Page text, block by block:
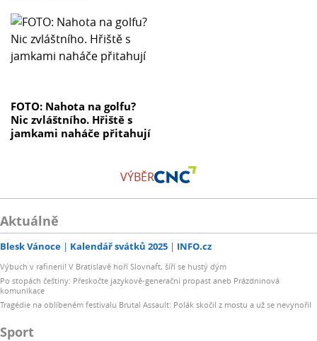
FOTO: Nahota na golfu?
Nic zvláštního. Hřiště s
jamkami naháče přitahují
VÝBĚR
Aktuálně
Blesk Vánoce Kalendář svátků 2025 INFO.cz
Výbuch v rafinerii! V Bratislavě hoří Slovnaft, šíří se hustý dým
Po stopách češtiny: Přeskočte jazykově-generační propast aneb Prázdninová
komunikace
Tragédie na oblíbeném festivalu Brutal Assault: Polák skočil z mostu a už se nevynořil
Sport